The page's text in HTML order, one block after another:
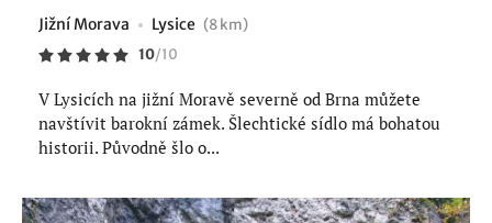
Jižní Morava Lysice (8 km)
10/10
V Lysicích na jižní Moravě severně od Brna můžete
navštívit barokní zámek. Šlechtické sídlo má bohatou
historii. Původně šlo o...